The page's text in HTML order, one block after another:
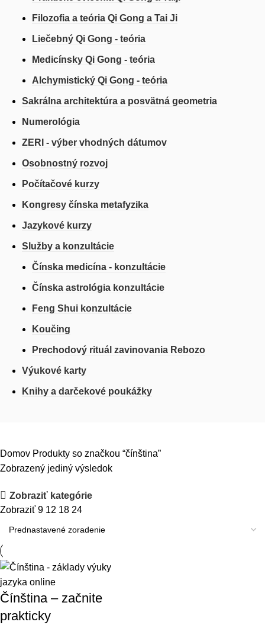
Filozofia a teória Qi Gong a Tai Ji
Liečebný Qi Gong - teória
Medicínsky Qi Gong - teória
Alchymistický Qi Gong - teória
Sakrálna architektúra a posvätná geometria
Numerológia
ZERI - výber vhodných dátumov
Osobnostný rozvoj
Počítačové kurzy
Kongresy čínska metafyzika
Jazykové kurzy
Služby a konzultácie
Čínska medicína - konzultácie
Čínska astrológia konzultácie
Feng Shui konzultácie
Koučing
Prechodový rituál zavinovania Rebozo
Výukové karty
Knihy a darčekové poukážky
Domov Produkty so značkou “čínština”
Zobrazený jediný výsledok
Zobraziť kategórie
Zobraziť 9 12 18 24
Čínština – začnite
prakticky